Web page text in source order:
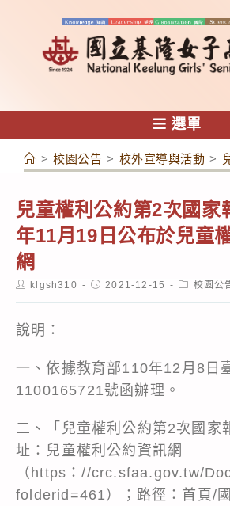
容
選單
> 校園公告 > 校外宣導與活動 >
兒童權利公約第2次國家
年11月19日公布於兒童
網
Postklgsh310
Post2021-12-15
Post校園公
說明：
一、依據教育部110年12月8日
1100165721號函辦理。
二、「兒童權利公約第2次國家
址：兒童權利公約資訊網
（https：//crc.sfaa.gov.tw/
folderid=461）；路徑：首頁/